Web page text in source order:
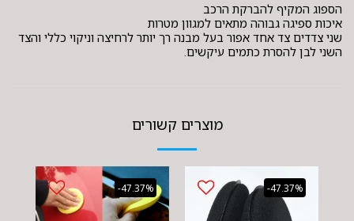
הספוג המקיף להברקת הרכב
איכות ספיגה גבוהה מתאים למגוון מטרות
שני צדדים צד אחד אפור בעל מבנה רך יותר לרחיצה וניקוי כללי והצד
השני לבן להסרת כתמים עיקשים.
מוצרים קשורים
-47.37%
-47.37%